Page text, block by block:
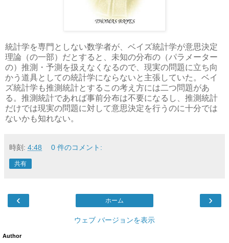
統計学を専門としない数学者が、ベイズ統計学が意思決定
理論（の一部）だとすると、未知の分布の（パラメーター
の）推測・予測を扱えなくなるので、現実の問題に立ち向
かう道具としての統計学にならないと主張していた。ベイ
ズ統計学も推測統計とするこの考え方には二つ問題があ
る。推測統計であれば事前分布は不要になるし、推測統計
だけでは現実の問題に対して意思決定を行うのに十分では
ないかも知れない。
時刻: 4:48 0 件のコメント:
共有
‹ ›
ホーム
ウェブ バージョンを表示
Author